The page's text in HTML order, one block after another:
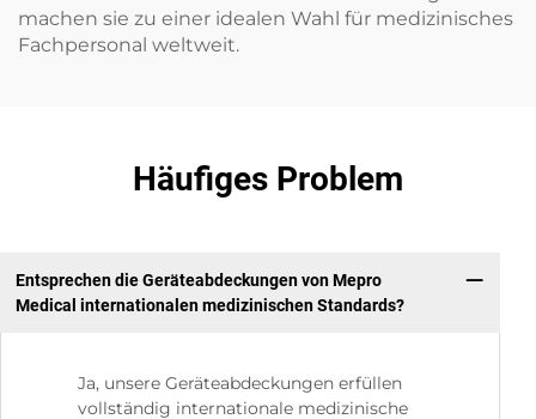
machen sie zu einer idealen Wahl für medizinisches
Fachpersonal weltweit.
Häufiges Problem
Entsprechen die Geräteabdeckungen von Mepro
Medical internationalen medizinischen Standards?
Ja, unsere Geräteabdeckungen erfüllen
vollständig internationale medizinische